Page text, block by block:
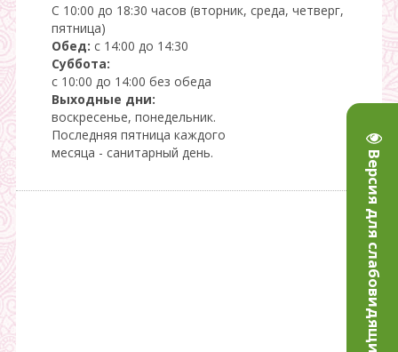
Версия для слабовидящих
С 10:00 до 18:30 часов (вторник, среда, четверг,
пятница)
Обед: с 14:00 до 14:30
Суббота:
с 10:00 до 14:00 без обеда
Выходные дни:
воскресенье, понедельник.
Последняя пятница каждого
месяца - санитарный день.